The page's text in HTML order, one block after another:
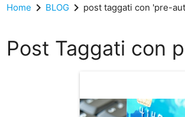
Home chevron_right BLOG chevron_right post taggati con 'pre-
Post Taggati con